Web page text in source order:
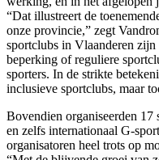
“Dat illustreert de
onze provincie,” zegt
sportclubs in Vlaanderen
beperking of reguliere
sporters. In de strikte
inclusieve sportclubs, maar
Bovendien organiseerden 17
en zelfs internationaal G-
organisatoren heel trots op